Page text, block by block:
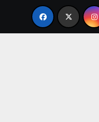
El primer tour de la